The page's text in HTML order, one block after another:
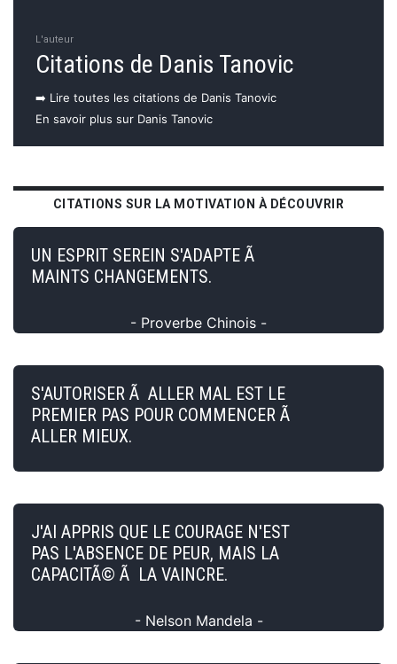
L'auteur
Citations de Danis Tanovic
➡️ Lire toutes les citations de Danis Tanovic
En savoir plus sur Danis Tanovic
CITATIONS SUR LA MOTIVATION À DÉCOUVRIR
UN ESPRIT SEREIN S'ADAPTE Ã
MAINTS CHANGEMENTS.
- Proverbe Chinois -
S'AUTORISER Ã ALLER MAL EST LE
PREMIER PAS POUR COMMENCER Ã
ALLER MIEUX.
J'AI APPRIS QUE LE COURAGE N'EST
PAS L'ABSENCE DE PEUR, MAIS LA
CAPACITÃ© Ã LA VAINCRE.
- Nelson Mandela -